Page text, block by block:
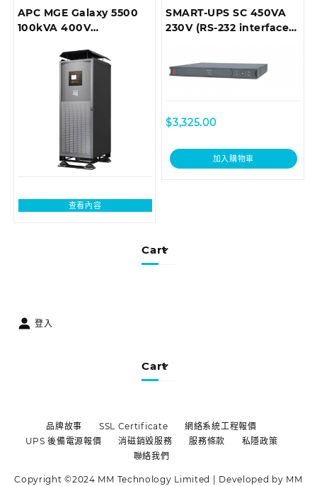
Cart
APC MGE Galaxy 5500
100kVA 400V
查看內容
SMART-UPS SC 450VA
230V (RS-232 interface),
$3,325.00
加入購物車
登入
Cart
品牌故事 SSL Certificate
網絡系統工程報價
UPS 後備電源報價
消磁銷毀服務 服務條款
私隱政策
聯絡我們
Copyright ©2024 MM Technology Limited | Developed by MM